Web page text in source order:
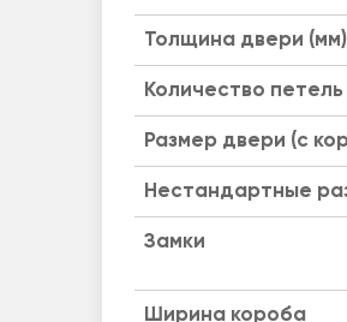
Толщина двери (мм)
Количество петель
Размер двери (с
Нестандартные
Замки
Ширина короба